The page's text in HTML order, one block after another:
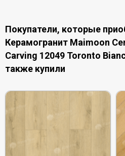
Покупатели, которые
Керамогранит Maimoon
Carving 12049 Toronto
также купили